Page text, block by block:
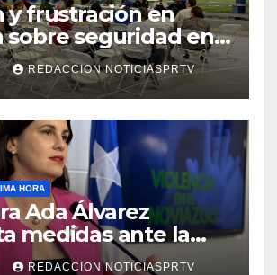
y frustración en
sobre seguridad en
Metropolitano
REDACCION NOTICIASPRTV
HORA
Ada Álvarez
medidas ante la
en el noviazgo
REDACCION NOTICIASPRTV